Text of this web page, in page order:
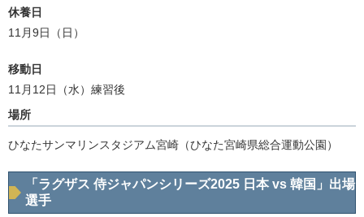
休養日
11月9日（日）
移動日
11月12日（水）練習後
場所
ひなたサンマリンスタジアム宮崎（ひなた宮崎県総合運動公園）
「ラグザス 侍ジャパンシリーズ2025 日本 vs 韓国」出場
選手